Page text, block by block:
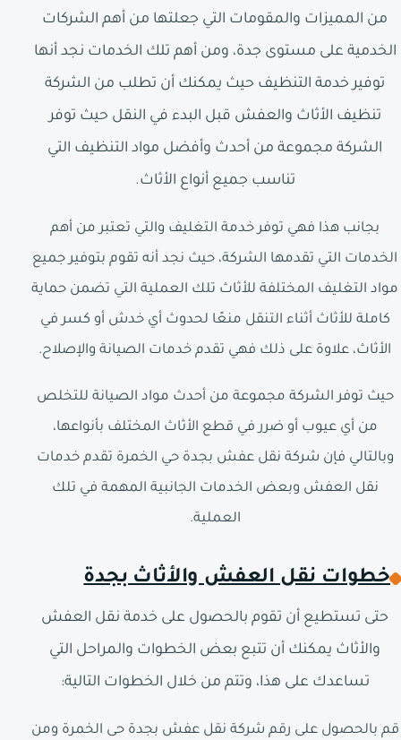
من المميزات والمقومات التي جعلتها من أهم الشركات
الخدمية على مستوى جدة، ومن أهم تلك الخدمات نجد أنها
توفير خدمة التنظيف حيث يمكنك أن تطلب من الشركة
تنظيف الأثاث والعفش قبل البدء في النقل حيث توفر
الشركة مجموعة من أحدث وأفضل مواد التنظيف التي
تناسب جميع أنواع الأثاث.
بجانب هذا فهي توفر خدمة التغليف والتي تعتبر من أهم
الخدمات التي تقدمها الشركة، حيث نجد أنه تقوم بتوفير جميع
مواد التغليف المختلفة للأثاث تلك العملية التي تضمن حماية
كاملة للأثاث أثناء التنقل منعًا لحدوث أي خدش أو كسر في
الأثاث، علاوة على ذلك فهي تقدم خدمات الصيانة والإصلاح.
حيث توفر الشركة مجموعة من أحدث مواد الصيانة للتخلص
من أي عيوب أو ضرر في قطع الأثاث المختلف بأنواعها،
وبالتالي فإن شركة نقل عفش بجدة حي الخمرة تقدم خدمات
نقل العفش وبعض الخدمات الجانبية المهمة في تلك
العملية.
خطوات نقل العفش والأثاث بجدة
حتى تستطيع أن تقوم بالحصول على خدمة نقل العفش
والأثاث يمكنك أن تتبع بعض الخطوات والمراحل التي
تساعدك على هذا، وتتم من خلال الخطوات التالية:
قم بالحصول على رقم شركة نقل عفش بجدة حى الخمرة ومن